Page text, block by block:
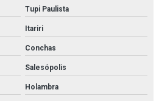
Tupi Paulista
Itariri
Conchas
Salesópolis
Holambra